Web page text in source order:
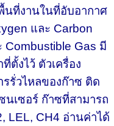
นที่งานในที่อับอากาศ
และ Carbon
Combustible Gas มี
ตั้งไว้ ตัวเครื่อง
รรั่วไหลของก๊าซ ติด
นเซอร์ ก๊าซที่สามารถ
LEL, CH4 อ่านค่าได้